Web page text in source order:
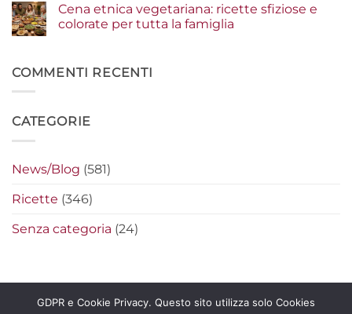
fanno
differenza
i
segreti
per
filanti
perfetti
su
Piadine
e
originali
per
leggere
Cena etnica vegetariana: ricette sfiziose e
colorate per tutta la famiglia
Cena
etnica
e
famiglia
COMMENTI RECENTI
CATEGORIE
News/Blog (581)
Ricette (346)
Senza categoria (24)
GDPR e Cookie Privacy. Questo sito utilizza solo Cookies